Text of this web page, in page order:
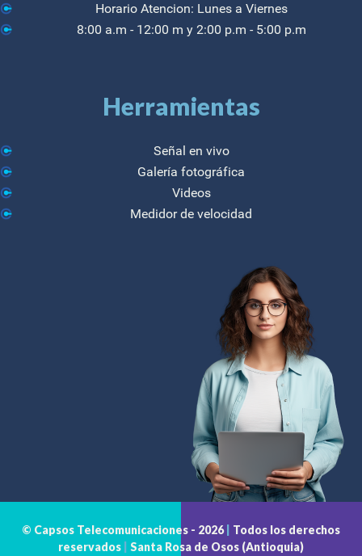
Horario Atencion: Lunes a Viernes
8:00 a.m - 12:00 m y 2:00 p.m - 5:00 p.m
Herramientas
Señal en vivo
Galería fotográfica
Videos
Medidor de velocidad
© Capsos Telecomunicaciones - 2026
Todos los derechos
reservados
Santa Rosa de Osos (Antioquia)